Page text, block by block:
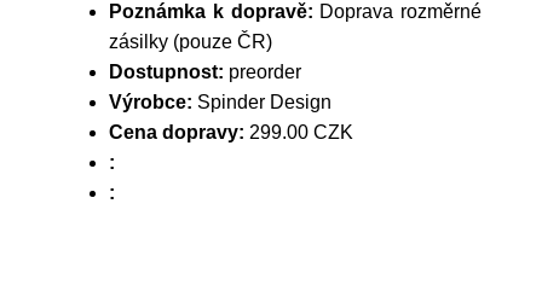
Poznámka k dopravě: Doprava rozměrné
zásilky (pouze ČR)
Dostupnost: preorder
Výrobce: Spinder Design
Cena dopravy: 299.00 CZK
:
: